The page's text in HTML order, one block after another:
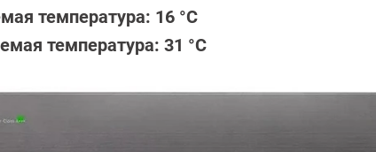
температура: 16 °C
температура: 31 °C